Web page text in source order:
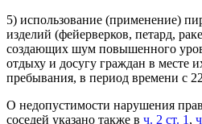
5) использование (применение)
изделий (фейерверков, петард,
создающих шум повышенного
отдыху и досугу граждан в месте
пребывания, в период времени с
О недопустимости нарушения
соседей указано также в ч. 2 ст. 1 ,